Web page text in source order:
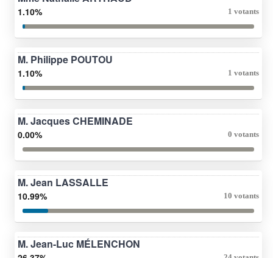
1.10% 1 votants
M. Philippe POUTOU
1.10% 1 votants
M. Jacques CHEMINADE
0.00% 0 votants
M. Jean LASSALLE
10.99% 10 votants
M. Jean-Luc MÉLENCHON